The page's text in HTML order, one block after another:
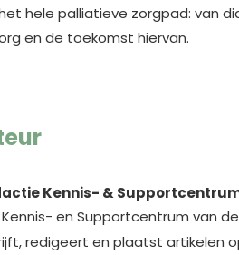
hele palliatieve zorgpad: van
en de toekomst hiervan.
Kennis- &
en Supportcentrum van de
redigeert en plaatst artikelen